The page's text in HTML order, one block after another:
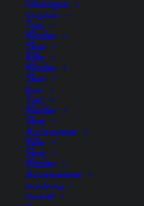
Glasögon
Ungdom
Tjej
Kläder
Skor
Kille
Kläder
Skor
Barn
Tjej
Kläder
Skor
Accesoarer
Kille
Skor
Kläder
Accessoarer
Inredning
Hushåll